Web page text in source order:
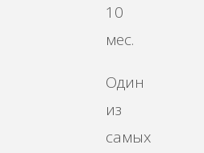
10
мес.
Один
из
самых